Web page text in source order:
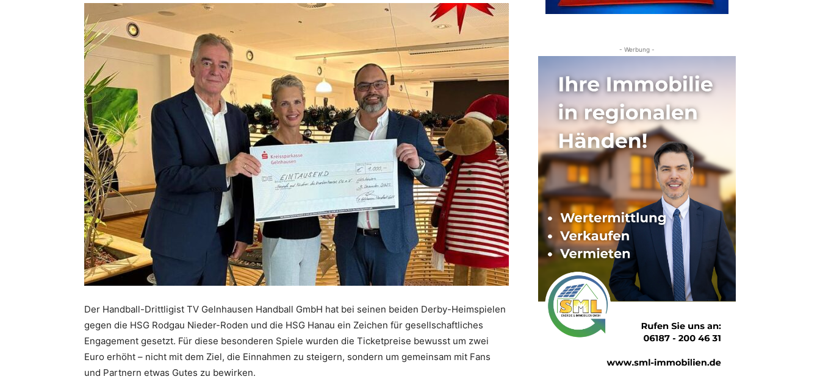
Der Handball-Drittligist TV Gelnhausen Handball GmbH hat bei seinen beiden Derby-Heimspielen
gegen die HSG Rodgau Nieder-Roden und die HSG Hanau ein Zeichen für gesellschaftliches
Engagement gesetzt. Für diese besonderen Spiele wurden die Ticketpreise bewusst um zwei
Euro erhöht – nicht mit dem Ziel, die Einnahmen zu steigern, sondern um gemeinsam mit Fans
und Partnern etwas Gutes zu bewirken.
- Werbung -